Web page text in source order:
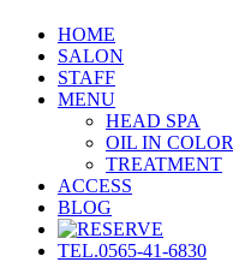
HOME
SALON
STAFF
MENU
HEAD SPA
OIL IN COLOR
TREATMENT
ACCESS
BLOG
TEL.0565-41-6830